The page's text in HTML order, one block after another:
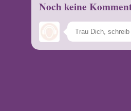
Noch keine